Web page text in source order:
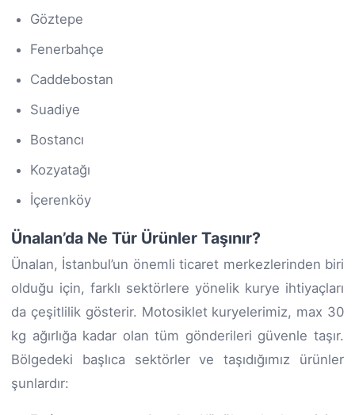
Göztepe
Fenerbahçe
Caddebostan
Suadiye
Bostancı
Kozyatağı
İçerenköy
Ünalan’da Ne Tür Ürünler Taşınır?
Ünalan, İstanbul’un önemli ticaret merkezlerinden biri
olduğu için, farklı sektörlere yönelik kurye ihtiyaçları
da çeşitlilik gösterir. Motosiklet kuryelerimiz, max 30
kg ağırlığa kadar olan tüm gönderileri güvenle taşır.
Bölgedeki başlıca sektörler ve taşıdığımız ürünler
şunlardır: